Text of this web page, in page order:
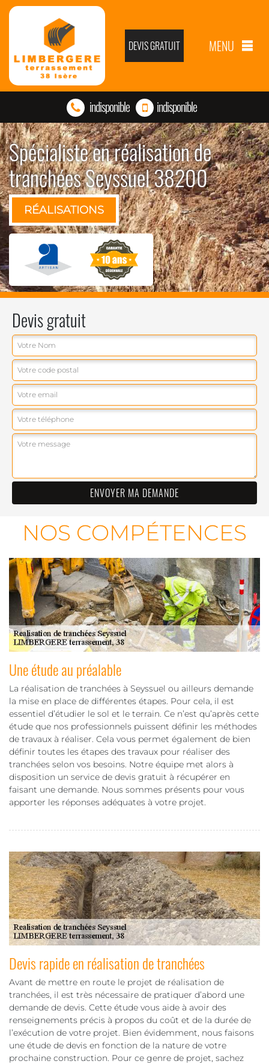
DEVIS GRATUIT MENU
indisponible indisponible
Spécialiste en réalisation de
tranchées Seyssuel 38200
RÉALISATIONS
Devis gratuit
NOS COMPÉTENCES
Une étude au préalable
La réalisation de tranchées à Seyssuel ou ailleurs demande
la mise en place de différentes étapes. Pour cela, il est
essentiel d’étudier le sol et le terrain. Ce n’est qu’après cette
étude que nos professionnels puissent définir les méthodes
de travaux à réaliser. Cela vous permet également de bien
définir toutes les étapes des travaux pour réaliser des
tranchées selon vos besoins. Notre équipe met alors à
disposition un service de devis gratuit à récupérer en
faisant une demande. Nous sommes présents pour vous
apporter les réponses adéquates à votre projet.
Devis rapide en réalisation de tranchées
Avant de mettre en route le projet de réalisation de
tranchées, il est très nécessaire de pratiquer d’abord une
demande de devis. Cette étude vous aide à avoir des
renseignements précis à propos du coût et de la durée de
l’exécution de votre projet. Bien évidemment, nous faisons
une étude de devis en fonction de la nature de votre
prochaine construction. Pour ce genre de projet, sachez